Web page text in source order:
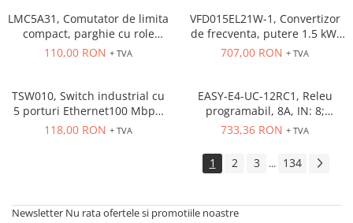
LMC5A31, Comutator de limita
compact, parghie cu role
NO+NC, corp metalic cu
110,00 RON + TVA
VFD015EL21W-1, Convertizor
de frecventa, putere 1.5 kW,
7.5 A, IN: 1 x 230 VAC, OUT: 3
707,00 RON + TVA
TSW010, Switch industrial cu
5 porturi Ethernet100 Mbps,
montaj pe sina
118,00 RON + TVA
EASY-E4-UC-12RC1, Releu
programabil, 8A, IN: 8;
Int.analogica: 4
733,36 RON + TVA
1 2 3 ... 134
Newsletter Nu rata ofertele si promotiile noastre